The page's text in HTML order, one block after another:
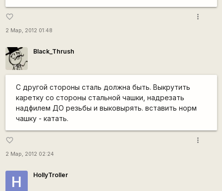
favorite_border
2 Мар, 2012 01:48
more_vert
Black_Thrush
С другой стороны сталь должна быть. Выкрутить
каретку со стороны стальной чашки, надрезать
надфилем ДО резьбы и выковырять. вставить норм
чашку - катать.
favorite_border
2 Мар, 2012 02:24
more_vert
H HollyTroller